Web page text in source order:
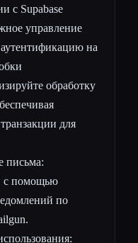
с Supabase
управление
на
обработку
для
письма:
с помощью
по